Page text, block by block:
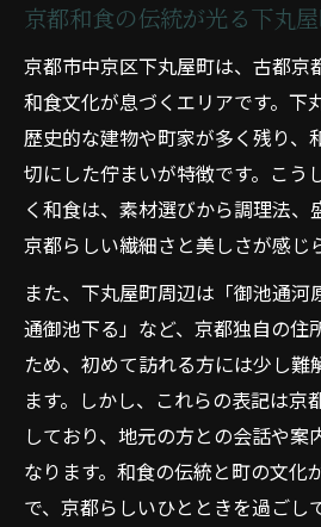
京都和食の伝統が光る下丸
京都市中京区下丸屋町は、古都京
和食文化が息づくエリアです。下
歴史的な建物や町家が多く残り、
切にした佇まいが特徴です。こう
く和食は、素材選びから調理法、
京都らしい繊細さと美しさが感じ
また、下丸屋町周辺は「御池通河
通御池下る」など、京都独自の住
ため、初めて訪れる方には少し難
ます。しかし、これらの表記は京
しており、地元の方との会話や案
なります。和食の伝統と町の文化
で、京都らしいひとときを過ごし